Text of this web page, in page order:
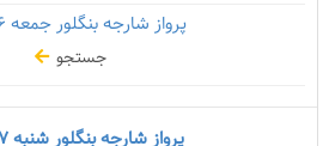
پرواز شارجه بنگلور جمعه
جستجو
پرواز شارجه بنگلور شنبه